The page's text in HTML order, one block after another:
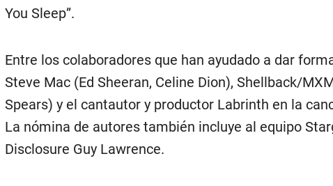
You Sleep”.
Entre los colaboradores que han ayudado a dar
Steve Mac (Ed Sheeran, Celine Dion), Shellback/
Spears) y el cantautor y productor Labrinth en la
La nómina de autores también incluye al equipo
Disclosure Guy Lawrence.